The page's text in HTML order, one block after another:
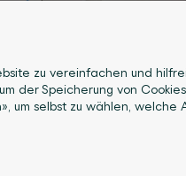
zu vereinfachen und
der Speicherung von
um selbst zu wählen, welche